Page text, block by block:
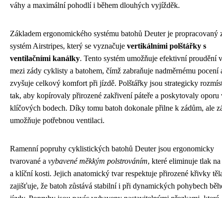
váhy a maximální pohodlí i během dlouhých vyjížděk.
Základem ergonomického systému batohů Deuter je propracovaný
systém Airstripes, který se vyznačuje vertikálními polštářky s
ventilačními kanálky. Tento systém umožňuje efektivní proudění
mezi zády cyklisty a batohem, čímž zabraňuje nadměrnému pocení
zvyšuje celkový komfort při jízdě. Polštářky jsou strategicky
tak, aby kopírovaly přirozené zakřivení páteře a poskytovaly oporu
klíčových bodech. Díky tomu batoh dokonale přilne k zádům, ale
umožňuje potřebnou ventilaci.
Ramenní popruhy cyklistických batohů Deuter jsou ergonomicky
tvarované a vybavené měkkým polstrováním, které eliminuje tlak na
a klíční kosti. Jejich anatomický tvar respektuje přirozené křivky
zajišťuje, že batoh zůstává stabilní i při dynamických pohybech